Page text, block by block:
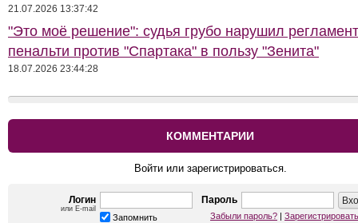
21.07.2026 13:37:42
"Это моё решение": судья грубо нарушил регламент
пенальти против "Спартака" в пользу "Зенита"
18.07.2026 23:44:28
КОММЕНТАРИИ
Войти или зарегистрироваться.
Логин
или E-mail
Пароль
Запомнить Забыли пароль? |